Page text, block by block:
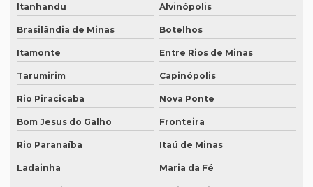
Legendagem em espanhol
Legendagem em português
Legendagem preço por minuto
Legendagem profissional
Legendagem rio de janeiro
Legendagem de vídeos
Itanhandu Alvinópolis
Brasilândia de Minas Botelhos
Itamonte Entre Rios de Minas
Tarumirim Capinópolis
Rio Piracicaba Nova Ponte
Bom Jesus do Galho Fronteira
Rio Paranaíba Itaú de Minas
Ladainha Maria da Fé